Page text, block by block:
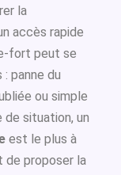
la
accès rapide
fort peut se
panne du
ou simple
de situation, un
est le plus à
de proposer la